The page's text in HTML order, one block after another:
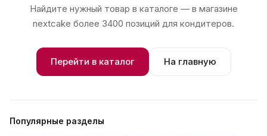
Найдите нужный товар в каталоге — в магазине
nextcake более 3400 позиций для кондитеров.
Перейти в каталог На главную
Популярные разделы